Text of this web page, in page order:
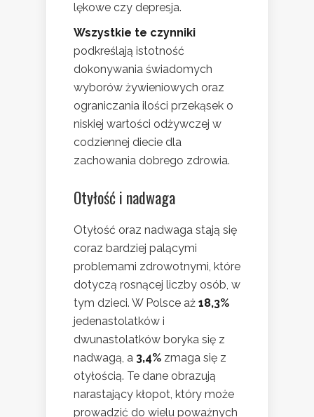
lękowe czy depresja.
Wszystkie te czynniki
podkreślają istotność
dokonywania świadomych
wyborów żywieniowych oraz
ograniczania ilości przekąsek o
niskiej wartości odżywczej w
codziennej diecie dla
zachowania dobrego zdrowia.
Otyłość i nadwaga
Otyłość oraz nadwaga stają się
coraz bardziej palącymi
problemami zdrowotnymi, które
dotyczą rosnącej liczby osób, w
tym dzieci. W Polsce aż 18,3%
jedenastolatków i
dwunastolatków boryka się z
nadwagą, a 3,4% zmaga się z
otyłością. Te dane obrazują
narastający kłopot, który może
prowadzić do wielu poważnych